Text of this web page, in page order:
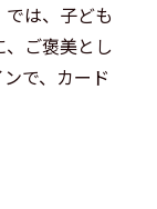
は、子ども
ご褒美とし
で、カード